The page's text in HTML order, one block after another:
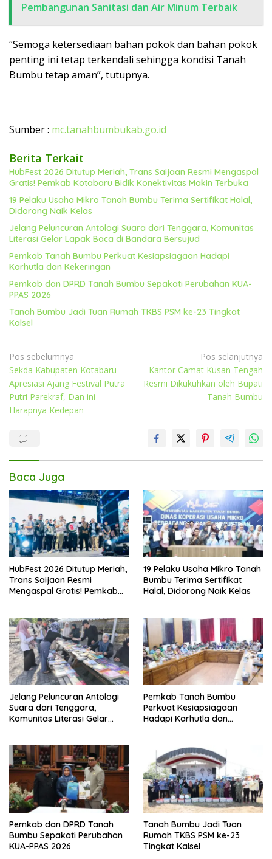
Pembangunan Sanitasi dan Air Minum Terbaik
“Semoga ketersediaan bahan pokok dan bahan pokok
penting ini tetap terkendali sehingga kondisi Tanah
Bumbu tetap aman”, tutupnya.
Sumber : mc.tanahbumbukab.go.id
Berita Terkait
HubFest 2026 Ditutup Meriah, Trans Saijaan Resmi Mengaspal
Gratis! Pemkab Kotabaru Bidik Konektivitas Makin Terbuka
19 Pelaku Usaha Mikro Tanah Bumbu Terima Sertifikat Halal,
Didorong Naik Kelas
Jelang Peluncuran Antologi Suara dari Tenggara, Komunitas
Literasi Gelar Lapak Baca di Bandara Bersujud
Pemkab Tanah Bumbu Perkuat Kesiapsiagaan Hadapi
Karhutla dan Kekeringan
Pemkab dan DPRD Tanah Bumbu Sepakati Perubahan KUA-
PPAS 2026
Tanah Bumbu Jadi Tuan Rumah TKBS PSM ke-23 Tingkat
Kalsel
Navigasi
pos
Pos sebelumnya
Sekda Kabupaten Kotabaru
Apresiasi Ajang Festival Putra
Putri Parekraf, Dan ini
Harapnya Kedepan
Pos selanjutnya
Kantor Camat Kusan Tengah
Resmi Dikukuhkan oleh Bupati
Tanah Bumbu
Baca Juga
HubFest 2026 Ditutup Meriah,
Trans Saijaan Resmi
Mengaspal Gratis! Pemkab
19 Pelaku Usaha Mikro Tanah
Bumbu Terima Sertifikat
Halal, Didorong Naik Kelas
Jelang Peluncuran Antologi
Suara dari Tenggara,
Komunitas Literasi Gelar
Pemkab Tanah Bumbu
Perkuat Kesiapsiagaan
Hadapi Karhutla dan
Pemkab dan DPRD Tanah
Bumbu Sepakati Perubahan
KUA-PPAS 2026
Tanah Bumbu Jadi Tuan
Rumah TKBS PSM ke-23
Tingkat Kalsel